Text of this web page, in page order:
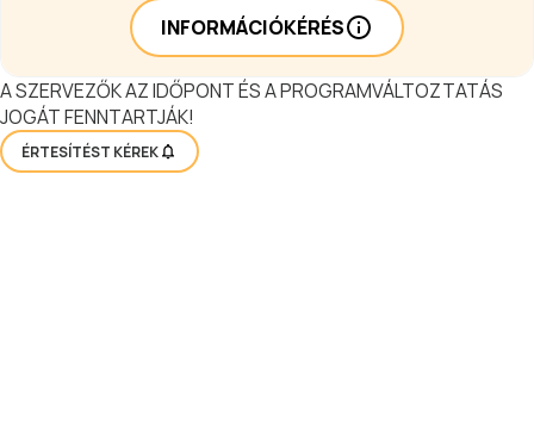
INFORMÁCIÓKÉRÉS
A SZERVEZŐK AZ IDŐPONT ÉS A PROGRAMVÁLTOZTATÁS
JOGÁT FENNTARTJÁK!
ÉRTESÍTÉST KÉREK